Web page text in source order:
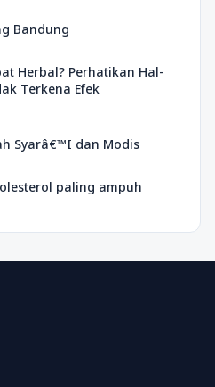
Bandung
Herbal? Perhatikan Hal-
Terkena Efek
Syarâ€™I dan Modis
paling ampuh